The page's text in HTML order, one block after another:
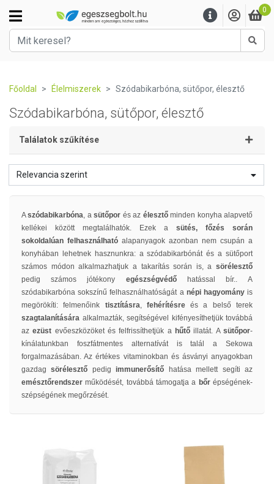
0
Főoldal Élelmiszerek Szódabikarbóna, sütőpor, élesztő
Szódabikarbóna, sütőpor, élesztő
Találatok szűkítése
Relevancia szerint
Aszódabikarbóna, asütőpor és az élesztőminden konyha alapvető
kellékei között megtalálhatók. Ezek a sütés, főzés során
sokoldalúan felhasználható alapanyagok azonban nem csupán a
konyhában lehetnek hasznunkra: a szódabikarbónát és a sütőport
számos módon alkalmazhatjuk a takarítás során is, a sörélesztő
pedig számos jótékony egészségvédő
hatással bír.. A
szódabikarbóna sokszínű felhasználhatóságát a népi hagyományis
megörökíti: felmenőink tisztításra, fehérítésreés a belső terek
szagtalanítására alkalmazták, segítségével kifényesíthetjük továbbá
azezüst evőeszközöket és felfrissíthetjük a hűtőillatát. Asütőpor-
kínálatunkban foszfátmentes alternatívát is talál a Sekowa
forgalmazásában. Az értékes vitaminokban és ásványi anyagokban
gazdagsörélesztő pedig immunerősítő
hatása mellett segíti az
emésztőrendszerműködését, továbbá támogatja a bőrépségének-
szépségének megőrzését.